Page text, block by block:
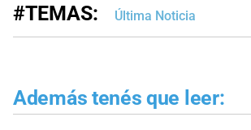
#TEMAS: Última Noticia
Además tenés que leer: